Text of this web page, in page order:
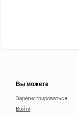
Вы можете
Зарегистрироваться
Войти